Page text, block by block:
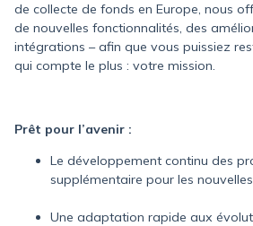
de collecte de fonds en Europe, nous
de nouvelles fonctionnalités, des
intégrations – afin que vous puissiez
qui compte le plus : votre mission.
Prêt pour l’avenir :
Le développement continu des
supplémentaire pour les
Une adaptation rapide aux